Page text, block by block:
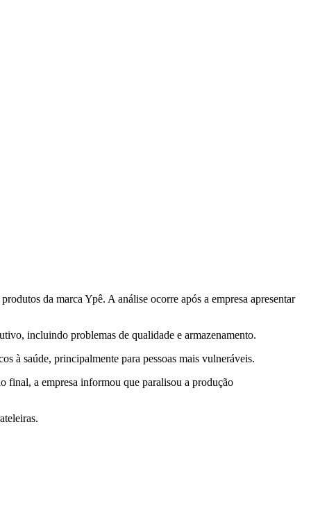
da marca Ypê. A análise ocorre após a empresa apresentar
incluindo problemas de qualidade e armazenamento.
à saúde, principalmente para pessoas mais vulneráveis.
final, a empresa informou que paralisou a produção